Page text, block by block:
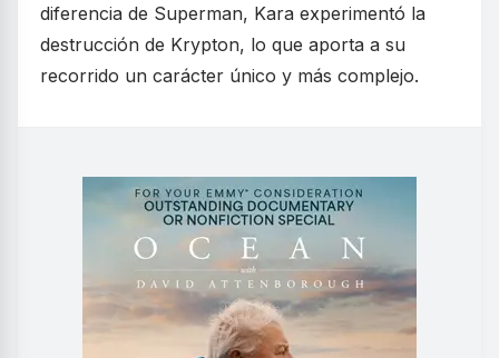
diferencia de Superman, Kara experimentó la
destrucción de Krypton, lo que aporta a su
recorrido un carácter único y más complejo.